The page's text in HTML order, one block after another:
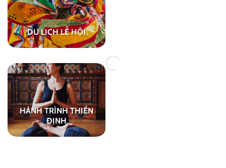
DU LỊCH LỄ HỘI
HÀNH TRÌNH THIỀN
ĐỊNH